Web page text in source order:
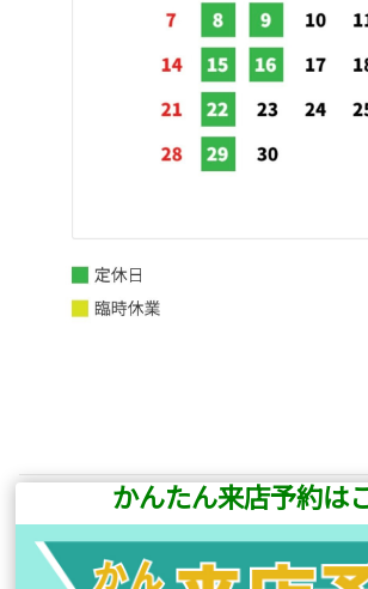
前の記事へ
かんたん来店予約は